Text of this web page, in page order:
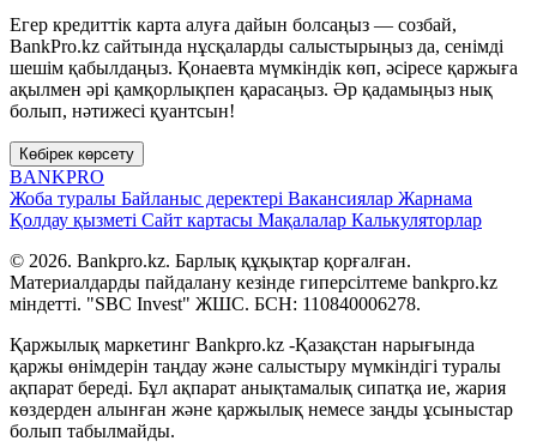
Егер кредиттік карта алуға дайын болсаңыз — созбай,
BankPro.kz сайтында нұсқаларды салыстырыңыз да, сенімді
шешім қабылдаңыз. Қонаевта мүмкіндік көп, әсіресе қаржыға
ақылмен әрі қамқорлықпен қарасаңыз. Әр қадамыңыз нық
болып, нәтижесі қуантсын!
Көбірек көрсету
BANKPRO
Жоба туралы Байланыс деректері Вакансиялар Жарнама
Қолдау қызметі Сайт картасы Мақалалар Калькуляторлар
© 2026. Bankpro.kz. Барлық құқықтар қорғалған.
Материалдарды пайдалану кезінде гиперсілтеме bankpro.kz
міндетті. "SBC Invest" ЖШС. БСН: 110840006278.
Қаржылық маркетинг Bankpro.kz -Қазақстан нарығында
қаржы өнімдерін таңдау және салыстыру мүмкіндігі туралы
ақпарат береді. Бұл ақпарат анықтамалық сипатқа ие, жария
көздерден алынған және қаржылық немесе заңды ұсыныстар
болып табылмайды.